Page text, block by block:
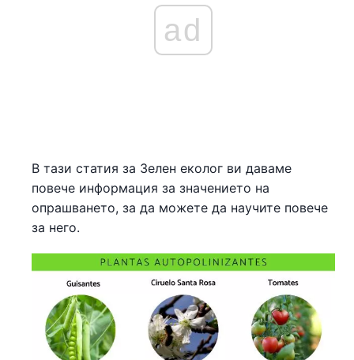
ad
В тази статия за Зелен еколог ви даваме
повече информация за значението на
опрашването, за да можете да научите повече
за него.